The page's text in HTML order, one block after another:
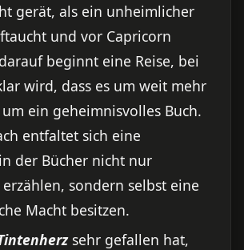
gerät, als ein unheimlicher
und vor Capricorn
beginnt eine Reise, bei
wird, dass es um weit mehr
ein geheimnisvolles Buch.
entfaltet sich eine
der Bücher nicht nur
erzählen, sondern selbst eine
Macht besitzen.
sehr gefallen hat,